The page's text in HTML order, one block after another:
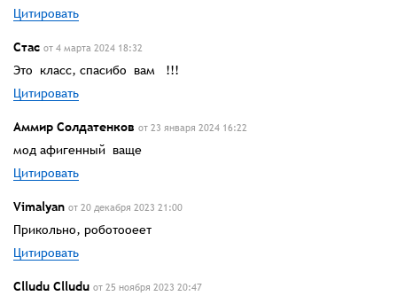
Цитировать
Стас от 4 марта 2024 18:32
Это класс, спасибо вам !!!
Цитировать
Аммир Солдатенков от 23 января 2024 16:22
мод афигенный ваще
Цитировать
Vimalyan от 20 декабря 2023 21:00
Прикольно, роботооеет
Цитировать
Clludu Clludu от 25 ноября 2023 20:47